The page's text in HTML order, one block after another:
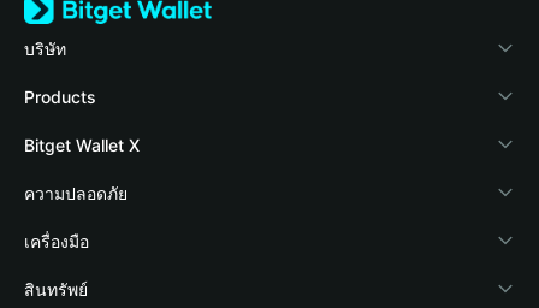
บริษัท
เกี่ยวกับ Bitget Wallet
Blog
Academy
ข่าวสารด้านคริปโต
ศูนย์ช่วยเหลือ
Products
Crypto Card
Stablecoin Earn
Payfi Crypto
Crypto Swap API
Bitget Wallet X
นักพัฒนา
เชื่อมต่อ Wallet
Bitget Wallet Pay
ความปลอดภัย
Protection Fund
เทคโนโลยีความปลอดภัย
เครื่องมือ
ซื้อคริปโต
สินทรัพย์